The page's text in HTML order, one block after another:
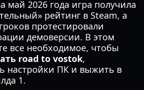
май 2026 года игра получила
рейтинг в Steam, а
протестировали
демоверсии. В этом
все необходимое, чтобы
road to vostok,
настройки ПК и выжить в
1.